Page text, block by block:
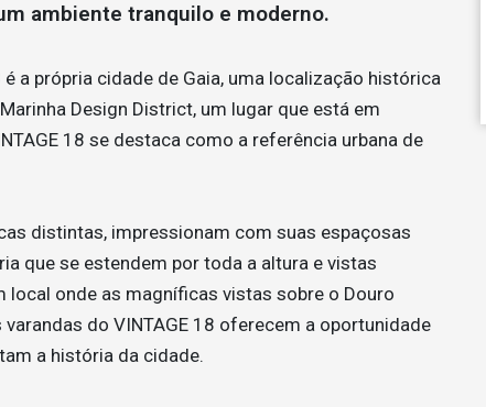
ambiente tranquilo e moderno.
a própria cidade de Gaia, uma localização histórica
Design District, um lugar que está em
18 se destaca como a referência urbana de
distintas, impressionam com suas espaçosas
que se estendem por toda a altura e vistas
onde as magníficas vistas sobre o Douro
do VINTAGE 18 oferecem a oportunidade
a história da cidade.